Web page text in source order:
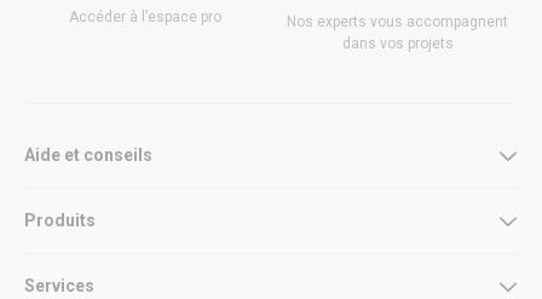
Accéder à l’espace pro
Nos experts vous accompagnent
dans vos projets
Aide et conseils
Produits
Services